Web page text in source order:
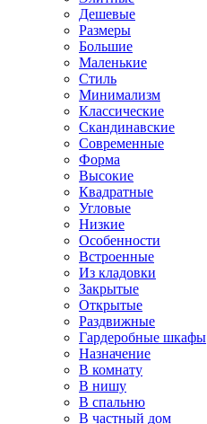
Дешевые
Размеры
Большие
Маленькие
Стиль
Минимализм
Классические
Скандинавские
Современные
Форма
Высокие
Квадратные
Угловые
Низкие
Особенности
Встроенные
Из кладовки
Закрытые
Открытые
Раздвижные
Гардеробные шкафы
Назначение
В комнату
В нишу
В спальню
В частный дом